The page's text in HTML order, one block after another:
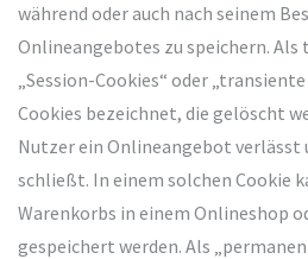
während oder auch nach seinem
Onlineangebotes zu speichern. Als
„Session-Cookies“ oder
Cookies bezeichnet, die gelöscht
Nutzer ein Onlineangebot verlässt
schließt. In einem solchen Cookie
Warenkorbs in einem Onlineshop
gespeichert werden. Als